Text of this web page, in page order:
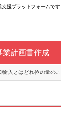
支援プラットフォームです
業計画書作成
輸入とはどれ位の量の